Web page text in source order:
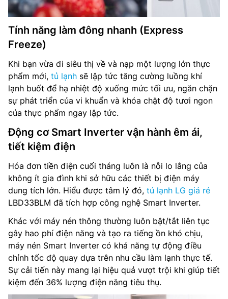
Tính năng làm đông nhanh (Express
Freeze)
Khi bạn vừa đi siêu thị về và nạp một lượng lớn thực
phẩm mới, tủ lạnh sẽ lập tức tăng cường luồng khí
lạnh buốt để hạ nhiệt độ xuống mức tối ưu, ngăn chặn
sự phát triển của vi khuẩn và khóa chặt độ tươi ngon
của thực phẩm ngay lập tức.
Động cơ Smart Inverter vận hành êm ái,
tiết kiệm điện
Hóa đơn tiền điện cuối tháng luôn là nỗi lo lắng của
không ít gia đình khi sở hữu các thiết bị điện máy
dung tích lớn. Hiểu được tâm lý đó, tủ lạnh LG giá rẻ
LBD33BLM đã tích hợp công nghệ Smart Inverter.
Khác với máy nén thông thường luôn bật/tắt liên tục
gây hao phí điện năng và tạo ra tiếng ồn khó chịu,
máy nén Smart Inverter có khả năng tự động điều
chỉnh tốc độ quay dựa trên nhu cầu làm lạnh thực tế.
Sự cải tiến này mang lại hiệu quả vượt trội khi giúp tiết
kiệm đến 36% lượng điện năng tiêu thụ.